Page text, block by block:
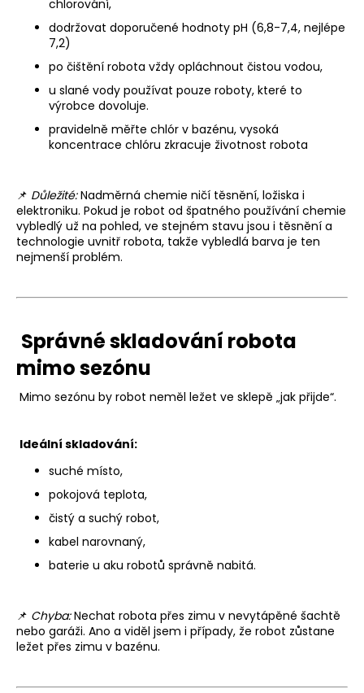
chlorování,
dodržovat doporučené hodnoty pH (6,8-7,4, nejlépe
7,2)
po čištění robota vždy opláchnout čistou vodou,
u slané vody používat pouze roboty, které to
výrobce dovoluje.
pravidelně měřte chlór v bazénu, vysoká
koncentrace chlóru zkracuje životnost robota
📌 Důležité:Nadměrná chemie ničí těsnění, ložiska i
elektroniku. Pokud je robot od špatného používání chemie
vybledlý už na pohled, ve stejném stavu jsou i těsnění a
technologie uvnitř robota, takže vybledlá barva je ten
nejmenší problém.
Správné skladování robota
mimo sezónu
Mimo sezónu by robot neměl ležet ve sklepě „jak přijde“.
Ideální skladování:
suché místo,
pokojová teplota,
čistý a suchý robot,
kabel narovnaný,
baterie u aku robotů správně nabitá.
📌 Chyba:Nechat robota přes zimu v nevytápěné šachtě
nebo garáži. Ano a viděl jsem i případy, že robot zůstane
ležet přes zimu v bazénu.